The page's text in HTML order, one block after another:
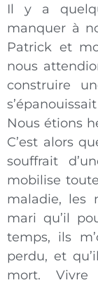
Il y a
manquer à
Patrick et
nous
construire
Nous étions
C’est alors
souffrait
mobilise
maladie, les
mari qu’il
temps, ils
perdu, et
mort. Vivre